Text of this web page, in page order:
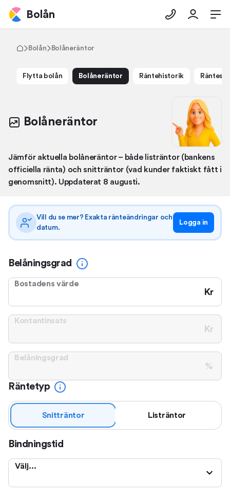
Bolån
Bolån Bolåneräntor
Flytta bolån Bolåneräntor Ränte­historik
Bolåneräntor
Jämför aktuella bolåneräntor – både listräntor (bankens
officiella ränta) och snitträntor (vad kunder faktiskt fått i
genomsnitt). Uppdaterat 8 augusti.
Vill du se mer? Exakta ränteändringar och
datum.
Logga in
Räntetyp
Snitträntor Listräntor
Belåningsgrad
Bostadens värde
Kr
Kontantinsats
Kr
Belåningsgrad
%
Bindningstid
Välj...